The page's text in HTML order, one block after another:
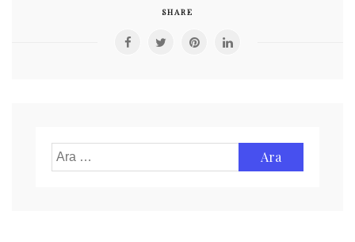
sağlığı
SHARE
Arama: